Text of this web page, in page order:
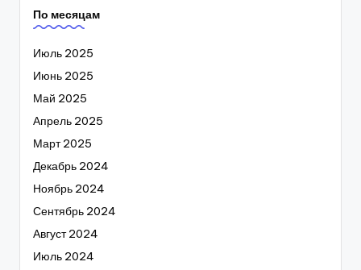
По месяцам
Июль 2025
Июнь 2025
Май 2025
Апрель 2025
Март 2025
Декабрь 2024
Ноябрь 2024
Сентябрь 2024
Август 2024
Июль 2024